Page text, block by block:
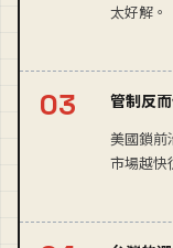
太好解。
管制反
美國鎖前
市場越快